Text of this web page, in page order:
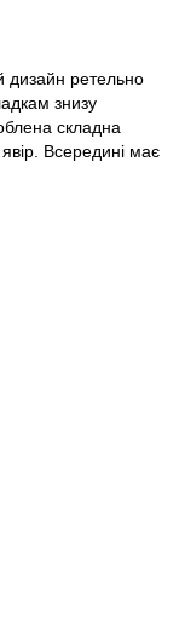
дизайн ретельно
знизу
складна
Всередині має